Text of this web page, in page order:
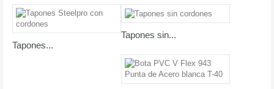
Tapones...
Tapones sin...